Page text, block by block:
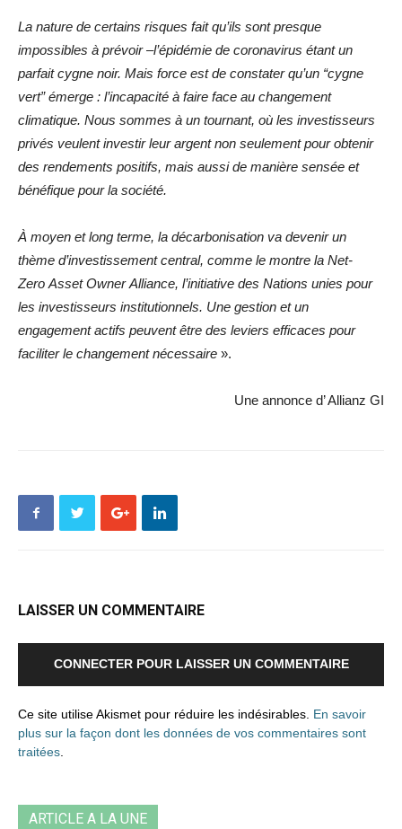
La nature de certains risques fait qu’ils sont presque
impossibles à prévoir –l’épidémie de coronavirus étant un
parfait cygne noir. Mais force est de constater qu’un “cygne
vert” émerge : l’incapacité à faire face au changement
climatique. Nous sommes à un tournant, où les investisseurs
privés veulent investir leur argent non seulement pour obtenir
des rendements positifs, mais aussi de manière sensée et
bénéfique pour la société.
À moyen et long terme, la décarbonisation va devenir un
thème d’investissement central, comme le montre la Net-
Zero Asset Owner Alliance, l’initiative des Nations unies pour
les investisseurs institutionnels. Une gestion et un
engagement actifs peuvent être des leviers efficaces pour
faciliter le changement nécessaire ».
Une annonce d’ Allianz GI
LAISSER UN COMMENTAIRE
CONNECTER POUR LAISSER UN COMMENTAIRE
Ce site utilise Akismet pour réduire les indésirables. En savoir
plus sur la façon dont les données de vos commentaires sont
traitées
ARTICLE A LA UNE